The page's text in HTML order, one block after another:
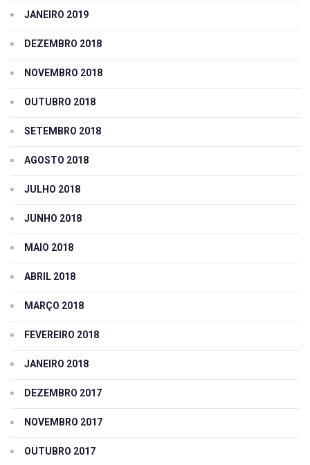
JANEIRO 2019
DEZEMBRO 2018
NOVEMBRO 2018
OUTUBRO 2018
SETEMBRO 2018
AGOSTO 2018
JULHO 2018
JUNHO 2018
MAIO 2018
ABRIL 2018
MARÇO 2018
FEVEREIRO 2018
JANEIRO 2018
DEZEMBRO 2017
NOVEMBRO 2017
OUTUBRO 2017